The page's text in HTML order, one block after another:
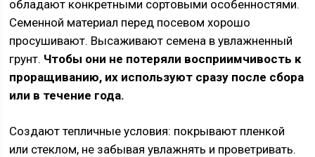
обладают конкретными сортовыми особенностями.
Семенной материал перед посевом хорошо
просушивают. Высаживают семена в увлажненный
грунт. Чтобы они не потеряли восприимчивость к
проращиванию, их используют сразу после сбора
или в течение года.
Создают тепличные условия: покрывают пленкой
или стеклом, не забывая увлажнять и проветривать.